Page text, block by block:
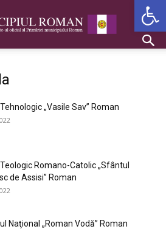
„Vasile Sav” Roman
Romano-Catolic „Sfântul
de Assisi” Roman
Naţional „Roman Vodă” Roman